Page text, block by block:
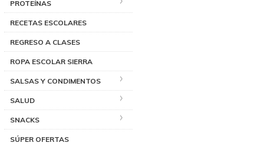
PROTEÍNAS
RECETAS ESCOLARES
REGRESO A CLASES
ROPA ESCOLAR SIERRA
SALSAS Y CONDIMENTOS
SALUD
SNACKS
SÚPER OFERTAS